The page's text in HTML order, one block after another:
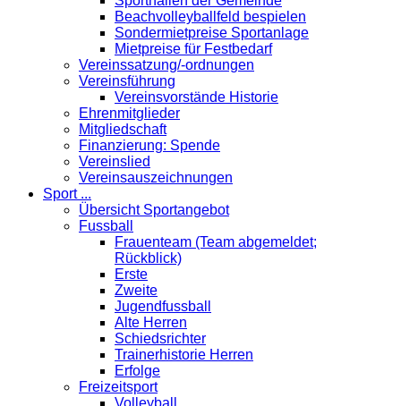
Beachvolleyballfeld bespielen
Sondermietpreise Sportanlage
Mietpreise für Festbedarf
Vereinssatzung/-ordnungen
Vereinsführung
Vereinsvorstände Historie
Ehrenmitglieder
Mitgliedschaft
Finanzierung: Spende
Vereinslied
Vereinsauszeichnungen
Sport ...
Übersicht Sportangebot
Fussball
Frauenteam (Team abgemeldet;
Rückblick)
Erste
Zweite
Jugendfussball
Alte Herren
Schiedsrichter
Trainerhistorie Herren
Erfolge
Freizeitsport
Volleyball